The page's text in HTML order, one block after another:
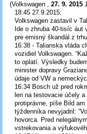
(Volkswagen , 27. 9. 2015
18:45 27.9.2015:
Volkswagen zastavil v
Ide o zhruba 40-tisíc
pre emisný škandál z
16:38 - Talianska vláda
vozidiel Volkswagen.
to oplatí. Výsledky
minister dopravy
údaje od VW a
16:34 Bosch už pred
len na testovacie účely
protiprávne, píše Bild
týždenníka nevyjadril:
hovorca. Pred
vstrekovania a